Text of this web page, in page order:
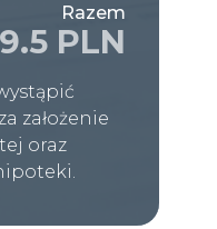
Razem
PLN
założenie
oraz